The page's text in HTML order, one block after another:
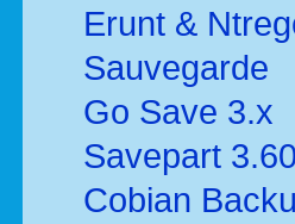
Erunt &
Sauvegarde
Go Save 3.x
Savepart 3.60
Cobian